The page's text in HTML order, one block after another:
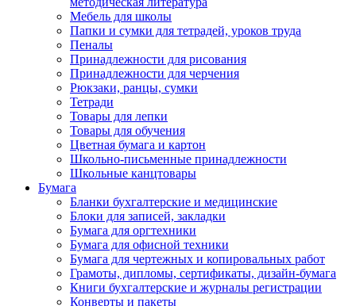
Мебель для школы
Папки и сумки для тетрадей, уроков труда
Пеналы
Принадлежности для рисования
Принадлежности для черчения
Рюкзаки, ранцы, сумки
Тетради
Товары для лепки
Товары для обучения
Цветная бумага и картон
Школьно-письменные принадлежности
Школьные канцтовары
Бумага
Бланки бухгалтерские и медицинские
Блоки для записей, закладки
Бумага для оргтехники
Бумага для офисной техники
Бумага для чертежных и копировальных работ
Грамоты, дипломы, сертификаты, дизайн-бумага
Книги бухгалтерские и журналы регистрации
Конверты и пакеты